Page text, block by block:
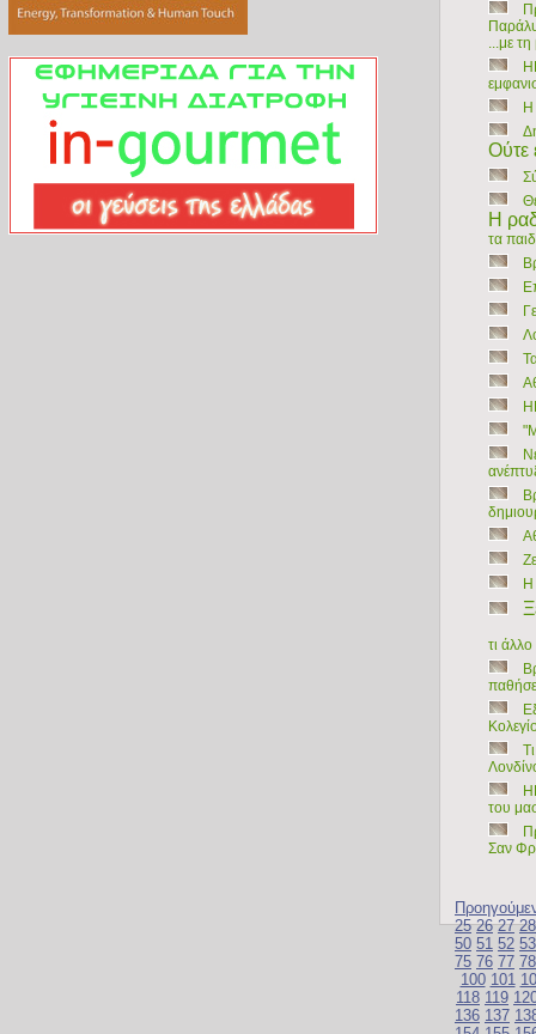
...με
Η
Ούτε
Η
τα
Η
τι
του
Σαν
25 26 27 28
50 51 52 53
75 76 77 78
100 101
118 119
136 137